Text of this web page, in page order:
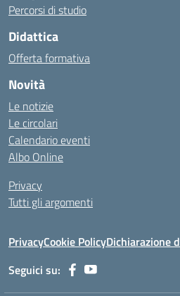
Percorsi di studio
Didattica
Offerta formativa
Novità
Le notizie
Le circolari
Calendario eventi
Albo Online
Privacy
Tutti gli argomenti
PrivacyCookie PolicyDichiarazione
Seguici su: